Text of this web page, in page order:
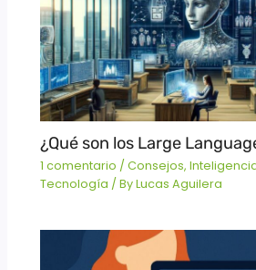
¿Qué son los Large
1 comentario /Consejos,
Tecnología / ByLucas Aguilera